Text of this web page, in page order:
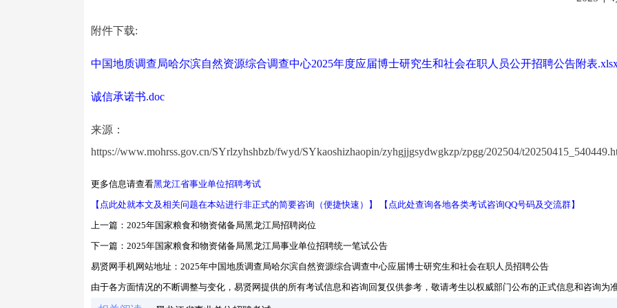
附件下载:
中国地质调查局哈尔滨自然资源综合调查中心2025年度应届博士研究生和社会在职人员公开招聘公告附表
诚信承诺书.doc
来源：
https://www.mohrss.gov.cn/SYrlzyhshbzb/fwyd/SYkaoshizhaopin/zyhgjjgsydwgkzp/zpgg/202504/
更多信息请查看黑龙江省事业单位招聘考试
【点此处就本文及相关问题在本站进行非正式的简要咨询（便捷快速）】
【点此处查询各地各类考试咨询QQ号码及交流群】
上一篇： 2025年国家粮食和物资储备局黑龙江局招聘岗位
下一篇： 2025年国家粮食和物资储备局黑龙江局事业单位招聘统一笔试公告
易贤网手机网站地址： 2025年中国地质调查局哈尔滨自然资源综合调查中心应届博士研究生和社会在职人员招聘公告
由于各方面情况的不断调整与变化，易贤网提供的所有考试信息和咨询回复仅供参考，敬请考生以权威部门公布的正式信息和咨询为